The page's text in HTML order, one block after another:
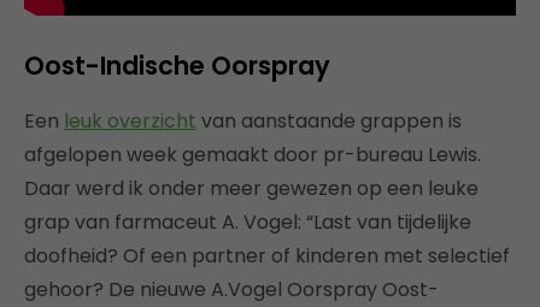
Oost-Indische Oorspray
Een leuk overzicht van aanstaande grappen is
afgelopen week gemaakt door pr-bureau Lewis.
Daar werd ik onder meer gewezen op een leuke
grap van farmaceut A. Vogel: “Last van tijdelijke
doofheid? Of een partner of kinderen met selectief
gehoor? De nieuwe A.Vogel Oorspray Oost-